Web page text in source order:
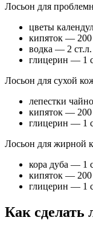
Лосьон для
цветы
кипяток —
водка — 2 ст.л.
глицерин — 1
Лосьон для сухой
лепестки
кипяток —
глицерин — 1
Лосьон для жирной
кора дуба — 1
кипяток —
глицерин — 1
Как сделать